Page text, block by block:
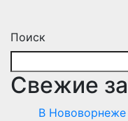
Поиск
Свежие
В Нововорнеже